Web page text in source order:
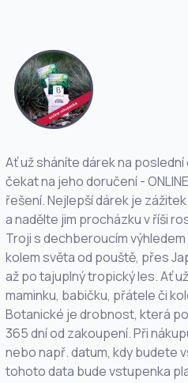
Ať už sháníte dárek na
čekat na jeho doručení -
řešení. Nejlepší dárek je
a nadělte jim procházku v říši
Troji s dechberoucím
kolem světa od pouště, přes
až po tajuplný tropický les. Ať
maminku, babičku, přátele či
Botanické je drobnost, která
365 dní od zakoupení. Při
nebo např. datum, kdy budete
tohoto data bude vstupenka